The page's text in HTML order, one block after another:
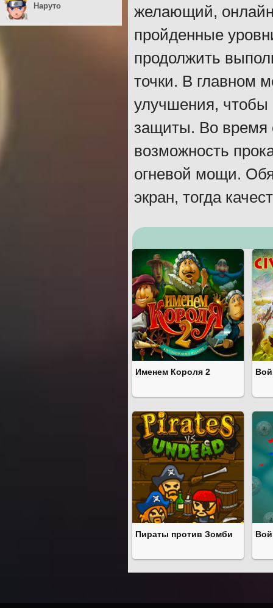
желающий, онлайн
пройденные
продолжить
точки. В главном
улучшения, чтобы
защиты. Во время
возможность
огневой мощи.
экран, тогда
Именем Короля 2
Пираты против Зомби
Наруто